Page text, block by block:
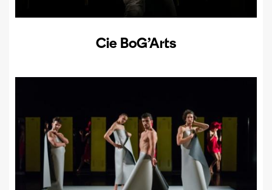
Cie BoG’Arts